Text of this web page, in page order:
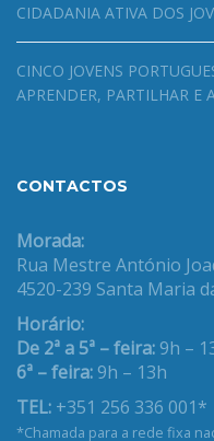
CIDADANIA ATIVA DOS
CINCO JOVENS
APRENDER, PARTILHAR E
CONTACTOS
Morada:
Rua Mestre António
4520-239 Santa Maria
Horário:
De 2ª a 5ª – feira: 9h –
6ª – feira: 9h – 13h
TEL: +351 256 336 001*
*Chamada para a rede fixa